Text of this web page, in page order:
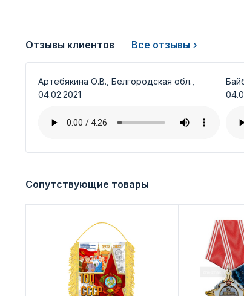
Отзывы клиентов Все отзывы
Артебякина О.В., Белгородская обл.,
04.02.2021
Сопутствующие товары